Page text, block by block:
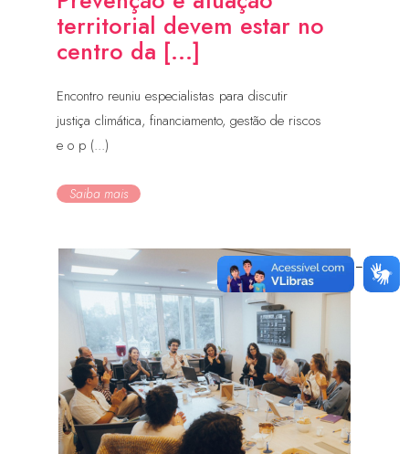
territorial devem estar no
centro da [...]
Encontro reuniu especialistas para discutir
justiça climática, financiamento, gestão de riscos
e o p (...)
Saiba mais